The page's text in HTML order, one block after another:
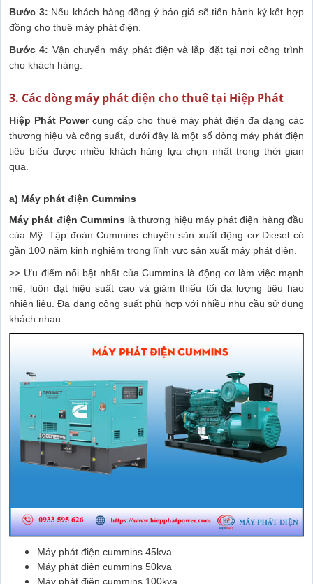
Bước 3: Nếu khách hàng đồng ý báo giá sẽ tiến hành ký kết hợp
đồng cho thuê máy phát điện.
Bước 4: Vận chuyển máy phát điện và lắp đặt tại nơi công trình
cho khách hàng.
3. Các dòng máy phát điện cho thuê tại Hiệp Phát
Hiệp Phát Powercung cấp cho thuê máy phát điện đa dạng các
thương hiệu và công suất, dưới đây là một số dòng máy phát điện
tiêu biểu được nhiều khách hàng lựa chọn nhất trong thời gian
qua.
a) Máy phát điện Cummins
Máy phát điện Cummins là thương hiệu máy phát điện hàng đầu
của Mỹ. Tập đoàn Cummins chuyên sản xuất động cơ Diesel có
gần 100 năm kinh nghiệm trong lĩnh vực sản xuất máy phát điện.
>> Ưu điểm nổi bật nhất của Cummins là động cơ làm việc mạnh
mẽ, luôn đạt hiệu suất cao và giảm thiểu tối đa lượng tiêu hao
nhiên liệu. Đa dạng công suất phù hợp với nhiều nhu cầu sử dụng
khách nhau.
Máy phát điện cummins 45kva
Máy phát điện cummins 50kva
Máy phát điện cummins 100kva